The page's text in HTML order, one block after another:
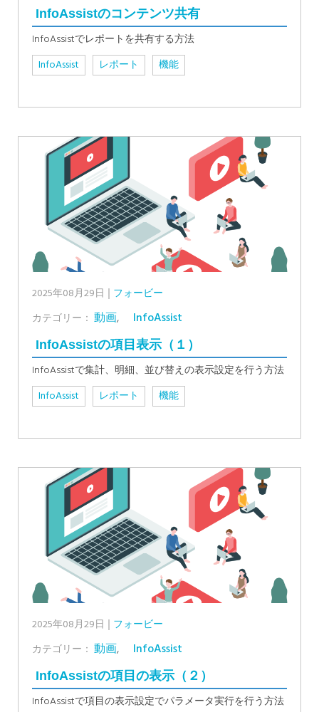
InfoAssistのコンテンツ共有
InfoAssistでレポートを共有する方法
InfoAssist
レポート 機能
2025年08月29日
フォービー
カテゴリー： 動画, InfoAssist
InfoAssistの項目表示（１）
InfoAssistで集計、明細、並び替えの表示設定を行う方法
InfoAssist
レポート 機能
2025年08月29日
フォービー
カテゴリー： 動画, InfoAssist
InfoAssistの項目の表示（２）
InfoAssistで項目の表示設定でパラメータ実行を行う方法